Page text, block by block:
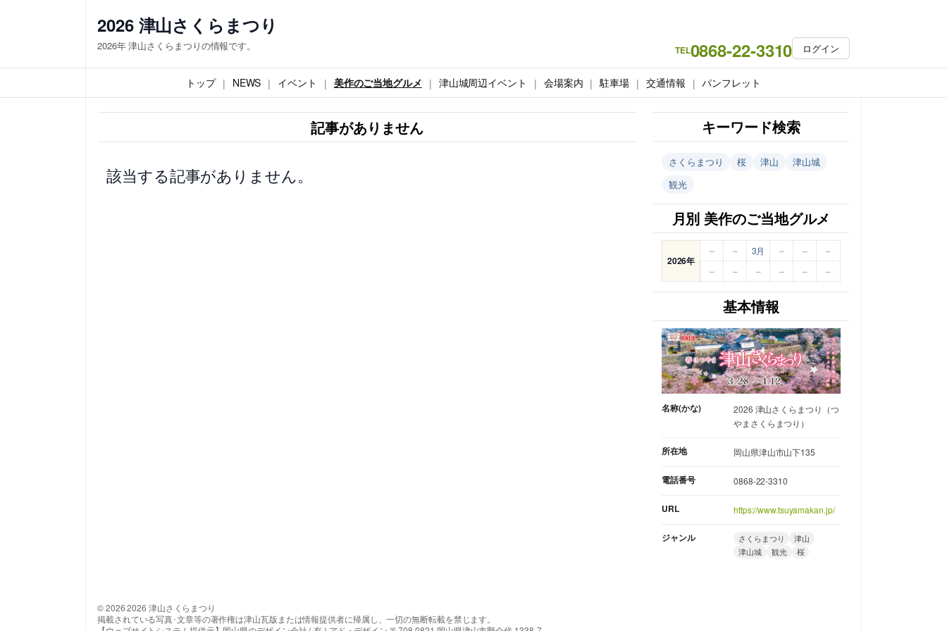
ス
キ
2026 津山さくらまつり
2026年 津山さくらまつりの情報です。 TEL0868-22-3310 ログイン
トップ NEWS イベント 美作のご当地グルメ 津山城周辺イベント 会場案内 駐車場 交通情報 パンフレット
記事がありません
該当する記事がありません。
キーワード検索
さくらまつり 桜 津山
津山城
観光
月別 美作のご当地グルメ
2026年
– – 3月 – –
–
–
– – – – –
基本情報
名称(かな)
2026 津山さくらまつり（つ
やまさくらまつり）
所在地 岡山県津山市山下135
電話番号 0868-22-3310
URL https://www.tsuyamakan.jp/
ジャンル さくらまつり
津山
津山城
観光 桜
© 2026 2026 津山さくらまつり
掲載されている写真･文章等の著作権は津山瓦版または情報提供者に帰属し、一切の無断転載を禁じます。